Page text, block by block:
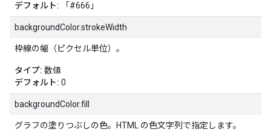
デフォルト: 「#666」
backgroundColor.strokeWidth
枠線の幅（ピクセル単位）。
タイプ: 数値
デフォルト: 0
backgroundColor.fill
グラフの塗りつぶしの色。HTML の色文字列で指定します。